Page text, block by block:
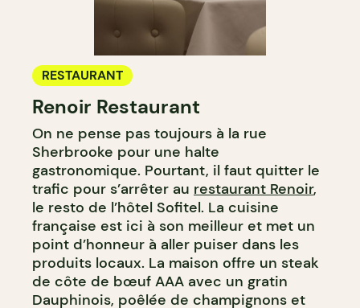
RESTAURANT
Renoir Restaurant
On ne pense pas toujours à la rue
Sherbrooke pour une halte
gastronomique. Pourtant, il faut quitter le
trafic pour s’arrêter au restaurant Renoir,
le resto de l’hôtel Sofitel. La cuisine
française est ici à son meilleur et met un
point d’honneur à aller puiser dans les
produits locaux. La maison offre un steak
de côte de bœuf AAA avec un gratin
Dauphinois, poêlée de champignons et